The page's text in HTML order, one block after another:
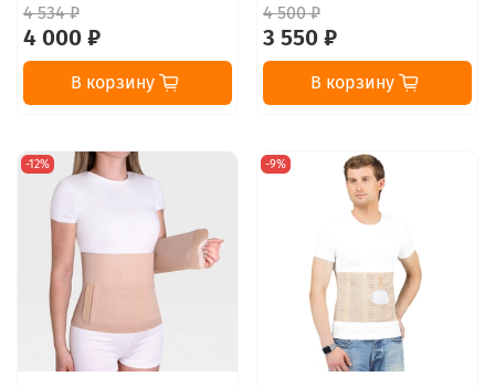
4 534 ₽
4 000 ₽
В корзину
4 500 ₽
3 550 ₽
В корзину
-12% -9%